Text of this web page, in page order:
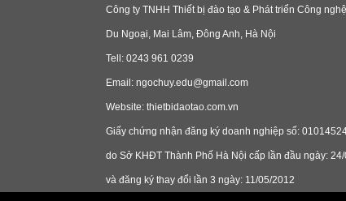
Công ty TNHH Thiết bị đào tạo & Phát triển Công
Du Ngoại, Mai Lâm, Đông Anh, Hà Nội
Tell: 0243 961 0239
Email: ngochuy.edu@gmail.com
Website: thietbidaotao.com.vn
Giấy chứng nhận đăng ký doanh nghiệp số:
do Sở KHĐT Thành Phố Hà Nội cấp lần đầu ngày:
và đăng ký thay đổi lần 3 ngày: 11/05/2012